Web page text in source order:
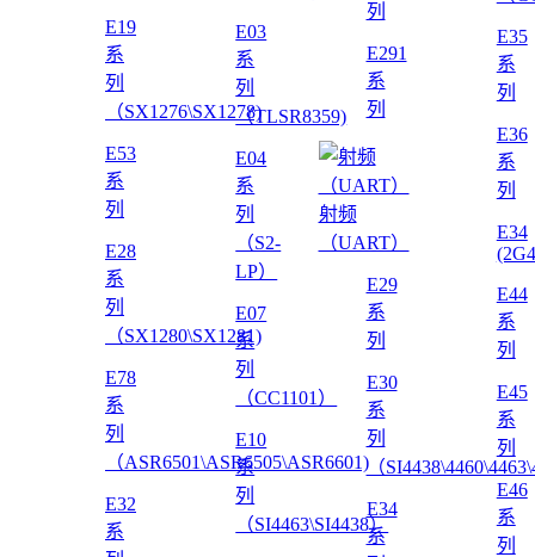
E19
系
列
（SX1276\SX1278)
E53
系
列
E28
系
列
（SX1280\SX1281)
E78
系
列
（ASR6501\ASR6505\ASR6601)
E32
系
E03
系
列
（TLSR8359)
E04
系
列
（S2-
LP）
E07
系
列
（CC1101）
E10
系
列
（SI4463\SI4438）
列
E291
系
列
射频
（UART）
E29
系
列
E30
系
列
（
E34
系
E35
系
列
E36
系
列
E34
E44
系
列
E45
系
列
E46
系
列